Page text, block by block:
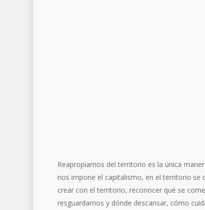
Reapropiarnos del territorio es la única
nos impone el capitalismo, en el territorio se
crear con el territorio, reconocer qué se
resguardarnos y dónde descansar, cómo